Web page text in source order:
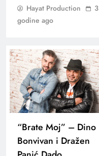
Hayat Production
3
godine ago
“Brate Moj” – Dino
Bonvivan i Dražen